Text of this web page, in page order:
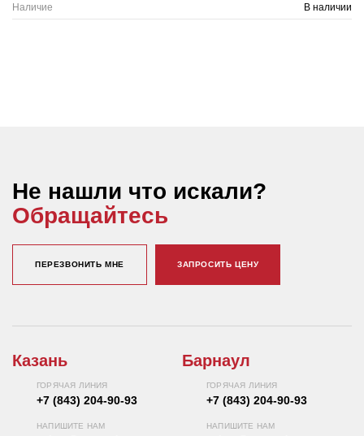
Наличие В наличии
Не нашли что искали?
Обращайтесь
ПЕРЕЗВОНИТЬ МНЕ ЗАПРОСИТЬ ЦЕНУ
Казань
ГОРЯЧАЯ ЛИНИЯ
+7 (843) 204-90-93
НАПИШИТЕ НАМ
Барнаул
ГОРЯЧАЯ ЛИНИЯ
+7 (843) 204-90-93
НАПИШИТЕ НАМ